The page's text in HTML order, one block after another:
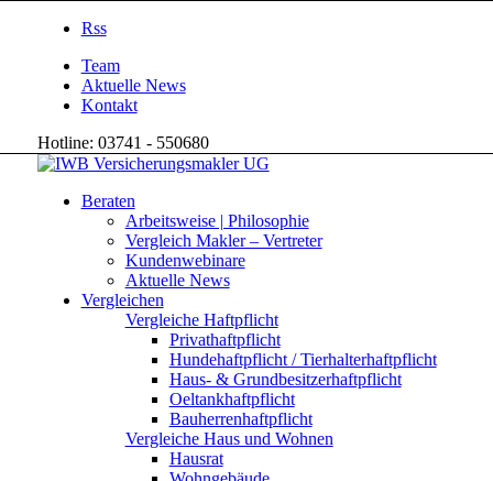
Rss
Team
Aktuelle News
Kontakt
Hotline: 03741 - 550680
Beraten
Arbeitsweise | Philosophie
Vergleich Makler – Vertreter
Kundenwebinare
Aktuelle News
Vergleichen
Vergleiche Haftpflicht
Privathaftpflicht
Hundehaftpflicht / Tierhalterhaftpflicht
Haus- & Grundbesitzerhaftpflicht
Oeltankhaftpflicht
Bauherrenhaftpflicht
Vergleiche Haus und Wohnen
Hausrat